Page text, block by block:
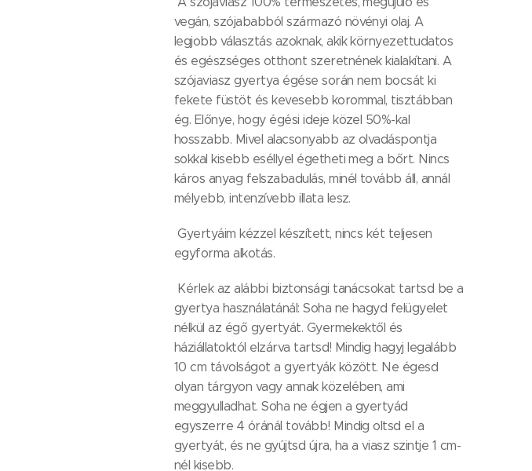
vegán, szójababból származó növényi olaj. A
legjobb választás azoknak, akik környezettudatos
és egészséges otthont szeretnének kialakítani. A
szójaviasz gyertya égése során nem bocsát ki
fekete füstöt és kevesebb korommal, tisztábban
ég. Előnye, hogy égési ideje közel 50%-kal
hosszabb. Mivel alacsonyabb az olvadáspontja
sokkal kisebb eséllyel égetheti meg a bőrt. Nincs
káros anyag felszabadulás, minél tovább áll, annál
mélyebb, intenzívebb illata lesz.
Gyertyáim kézzel készített, nincs két teljesen
egyforma alkotás.
Kérlek az alábbi biztonsági tanácsokat tartsd be a
gyertya használatánál: Soha ne hagyd felügyelet
nélkül az égő gyertyát. Gyermekektől és
háziállatoktól elzárva tartsd! Mindig hagyj legalább
10 cm távolságot a gyertyák között. Ne égesd
olyan tárgyon vagy annak közelében, ami
meggyulladhat. Soha ne égjen a gyertyád
egyszerre 4 óránál tovább! Mindig oltsd el a
gyertyát, és ne gyújtsd újra, ha a viasz szintje 1 cm-
nél kisebb.